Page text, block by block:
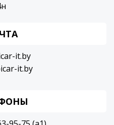
it.by
it.by